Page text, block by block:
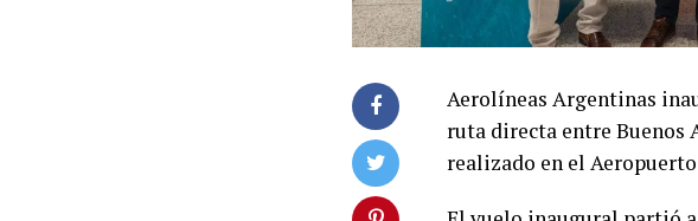
Aerolíneas Argentinas
ruta directa entre Buenos
realizado en el